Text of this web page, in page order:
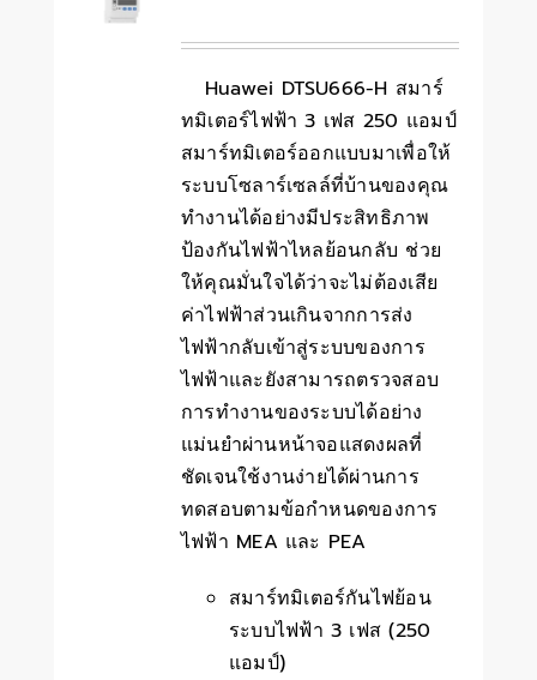
Huawei DTSU666-H สมาร์
ทมิเตอร์ไฟฟ้า 3 เฟส 250 แอมป์
สมาร์ทมิเตอร์ออกแบบมาเพื่อให้
ระบบโซลาร์เซลล์ที่บ้านของคุณ
ทำงานได้อย่างมีประสิทธิภาพ
ป้องกันไฟฟ้าไหลย้อนกลับ ช่วย
ให้คุณมั่นใจได้ว่าจะไม่ต้องเสีย
ค่าไฟฟ้าส่วนเกินจากการส่ง
ไฟฟ้ากลับเข้าสู่ระบบของการ
ไฟฟ้าและยังสามารถตรวจสอบ
การทำงานของระบบได้อย่าง
แม่นยำผ่านหน้าจอแสดงผลที่
ชัดเจนใช้งานง่ายได้ผ่านการ
ทดสอบตามข้อกำหนดของการ
ไฟฟ้า MEA และ PEA
สมาร์ทมิเตอร์กันไฟย้อน
ระบบไฟฟ้า 3 เฟส (250
แอมป์)